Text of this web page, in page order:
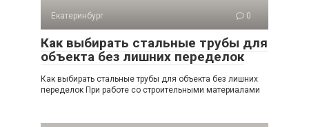
Екатеринбург 0
Как выбирать стальные трубы для
объекта без лишних переделок
Как выбирать стальные трубы для объекта без лишних
переделок При работе со строительными материалами